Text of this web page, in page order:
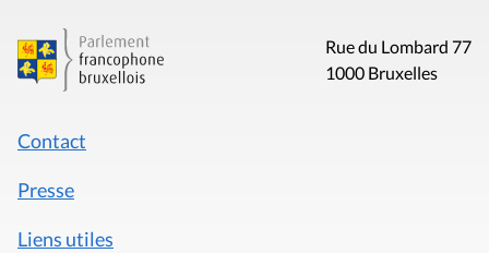
Rue du Lombard 77
1000 Bruxelles
Contact
Presse
Liens utiles